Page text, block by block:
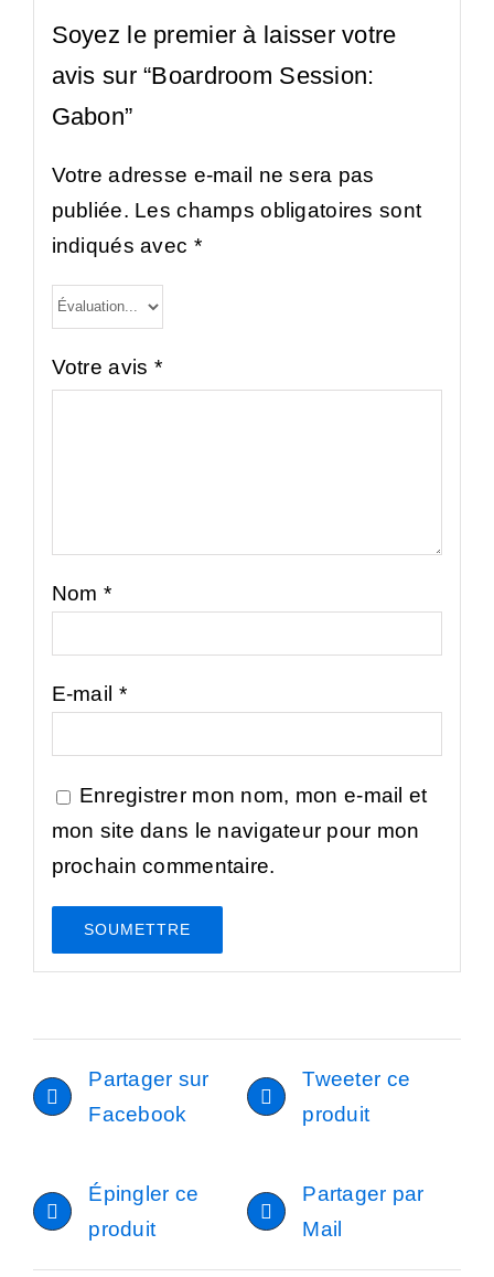
Soyez le premier à laisser votre
avis sur “Boardroom Session:
Gabon”
Votre adresse e-mail ne sera pas
publiée. Les champs obligatoires sont
indiqués avec *
Votre avis *
Nom *
E-mail *
Enregistrer mon nom, mon e-mail et
mon site dans le navigateur pour mon
prochain commentaire.
Partager sur
Facebook
Tweeter ce
produit
Épingler ce
produit
Partager par
Mail